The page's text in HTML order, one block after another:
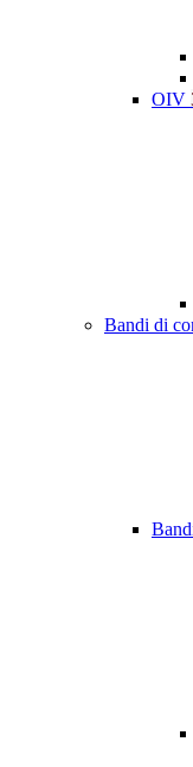
OIV
Bandi di